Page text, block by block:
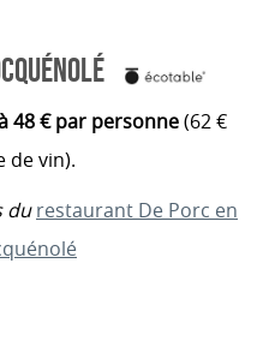
48 € par personne(62 €
de vin).
durestaurant De Porc en